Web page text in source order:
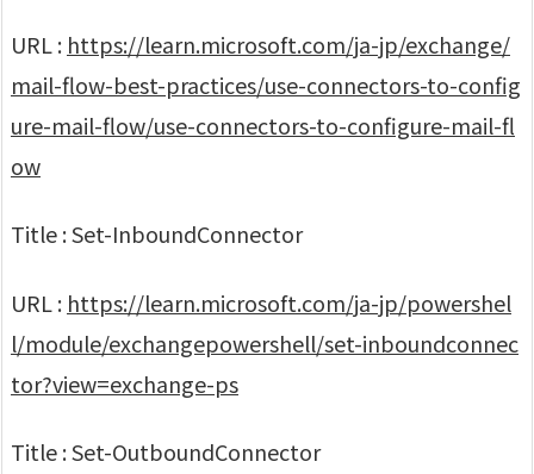
URL : https://learn.microsoft.com/ja-jp/exchange/
mail-flow-best-practices/use-connectors-to-config
ure-mail-flow/use-connectors-to-configure-mail-fl
ow
Title : Set-InboundConnector
URL : https://learn.microsoft.com/ja-jp/powershel
l/module/exchangepowershell/set-inboundconnec
tor?view=exchange-ps
Title : Set-OutboundConnector